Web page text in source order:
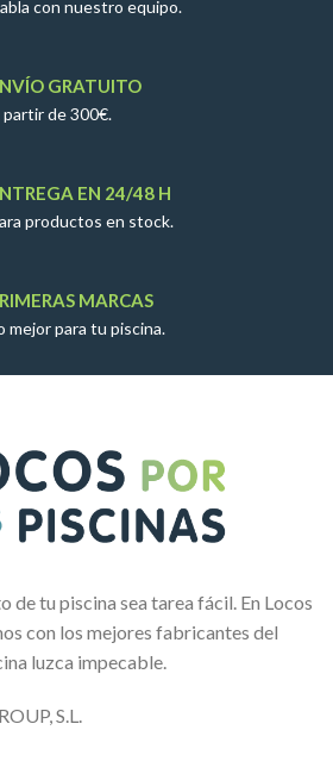
con nuestro equipo.
GRATUITO
partir de 300€.
EN 24/48 H
productos en stock.
MARCAS
mejor para tu piscina.
de tu piscina sea tarea fácil. En Locos
con los mejores fabricantes del
luzca impecable.
S.L.